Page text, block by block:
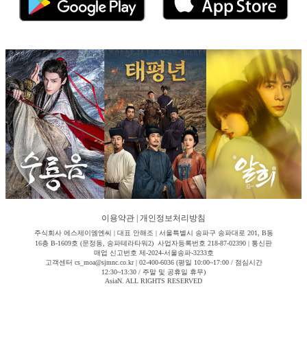
이용약관 개인정보처리방침
주식회사 에스제이엠엔씨 | 대표 안해조 | 서울특별시 송파구 송파대로 201, B동
16층 B-1609호 (문정동, 송파테라타워2) 사업자등록번호 218-87-02390 | 통신판
매업 신고번호 제-2024-서울송파-3233호
고객센터 cs_moa@sjmnc.co.kr | 02-400-6036 (평일 10:00~17:00 / 점심시간
12:30~13:30 / 주말 및 공휴일 휴무)
AsiaN. ALL RIGHTS RESERVED